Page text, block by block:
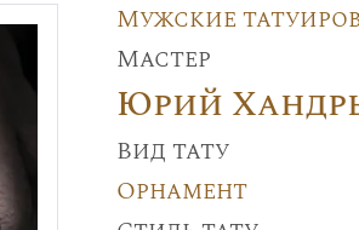
Мужские
Мастер
Юрий
Вид тату
Орнамент